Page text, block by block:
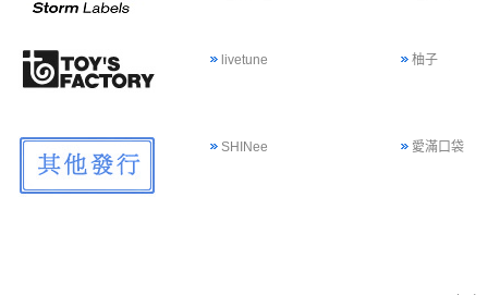
livetune 柚子
SHINee 愛滿口袋